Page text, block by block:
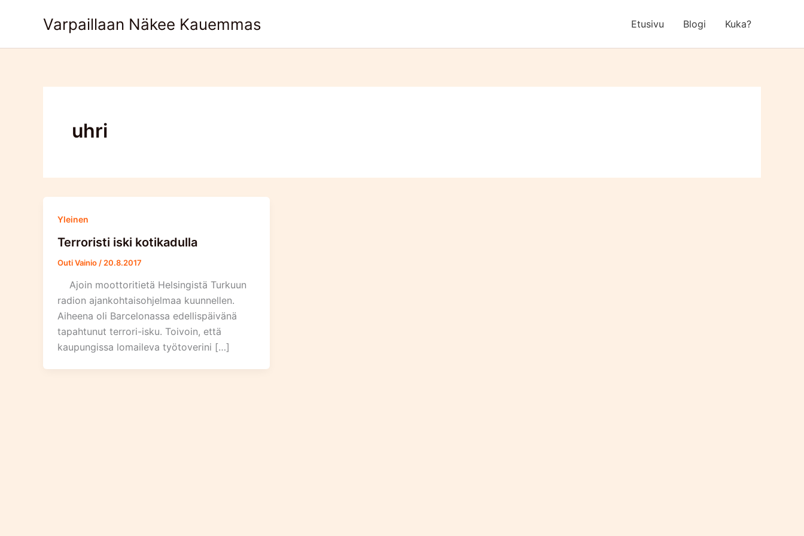
Varpaillaan Näkee Kauemmas Etusivu Blogi Kuka?
uhri
Yleinen
Terroristi iski kotikadulla
Outi Vainio / 20.8.2017
Ajoin moottoritietä Helsingistä Turkuun
radion ajankohtaisohjelmaa kuunnellen.
Aiheena oli Barcelonassa edellispäivänä
tapahtunut terrori-isku. Toivoin, että
kaupungissa lomaileva työtoverini […]